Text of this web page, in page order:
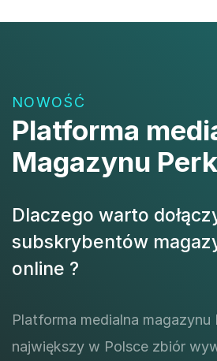
NOWOŚĆ
Platforma
Magazynu
Dlaczego warto
subskrybentów
online ?
Platforma medialna magazynu
największy w Polsce zbiór